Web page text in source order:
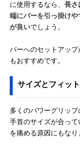
に使用するなら、 長さ
端にバーを引っ掛け
が良いでしょう。
バーへのセットアッ
もおすすめです。
サイズとフィッ
多くのパワーグリップ
手首のサイズが合っ
を痛める原因にもなり